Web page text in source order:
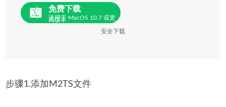
免费下载
适用于 MacOS 10.7 或更
高版本
安全下载
步骤1.添加M2TS文件